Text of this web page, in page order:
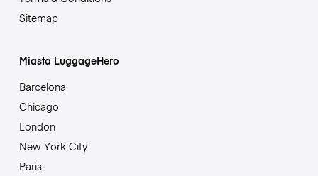
Sitemap
Miasta LuggageHero
Barcelona
Chicago
London
New York City
Paris